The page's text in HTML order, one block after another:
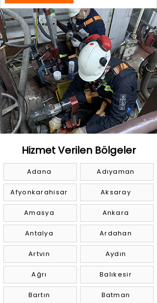
Hizmet Verilen Bölgeler
Adana
Afyonkarahisar
Amasya
Antalya
Artvin
Ağrı
Bartın
Adıyaman
Aksaray
Ankara
Ardahan
Aydın
Balıkesir
Batman